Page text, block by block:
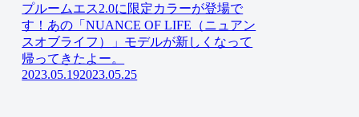
プルームエス2.0に限定カラーが登場で
す！あの「NUANCE OF LIFE（ニュアン
スオブライフ）」モデルが新しくなって
帰ってきたよー。
2023.05.192023.05.25